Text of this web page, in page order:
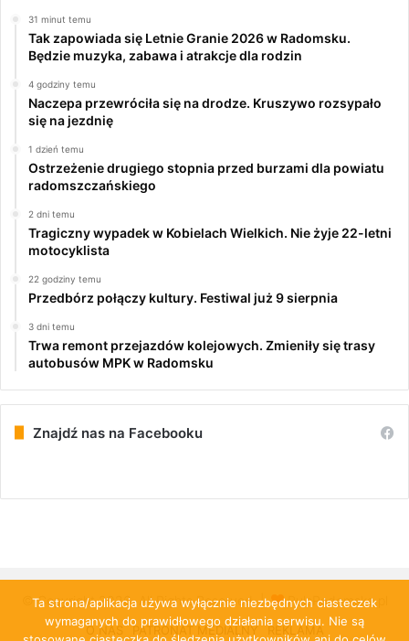
31 minut temu
Tak zapowiada się Letnie Granie 2026 w Radomsku.
Będzie muzyka, zabawa i atrakcje dla rodzin
4 godziny temu
Naczepa przewróciła się na drodze. Kruszywo rozsypało
się na jezdnię
1 dzień temu
Ostrzeżenie drugiego stopnia przed burzami dla powiatu
radomszczańskiego
2 dni temu
Tragiczny wypadek w Kobielach Wielkich. Nie żyje 22-letni
motocyklista
22 godziny temu
Przedbórz połączy kultury. Festiwal już 9 sierpnia
3 dni temu
Trwa remont przejazdów kolejowych. Zmieniły się trasy
autobusów MPK w Radomsku
Znajdź nas na Facebooku
© Copyright 2026, All Rights Reserved | PulsRadomska.pl
O NAS PATRONAT MEDIALNY REKLAMA
Ta strona/aplikacja używa wyłącznie niezbędnych ciasteczek
wymaganych do prawidłowego działania serwisu. Nie są